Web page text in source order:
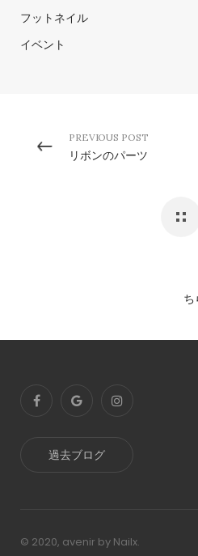
フットネイル
イベント
PREVIOUS POST
リボンのパーツ
ち
過去ブログ
© 2020, avenir by Nailx.